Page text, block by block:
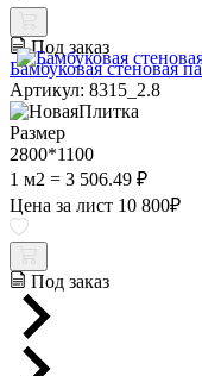
Под заказ
Бамбуковая стеновая
Артикул: 8315_2.8
Размер
2800*1100
1 м2 = 3 506.49 ₽
Цена за лист 10 800₽
Под заказ